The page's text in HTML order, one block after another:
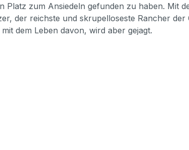
Platz zum Ansiedeln gefunden zu haben. Mit
der reichste und skrupelloseste Rancher
dem Leben davon, wird aber gejagt.